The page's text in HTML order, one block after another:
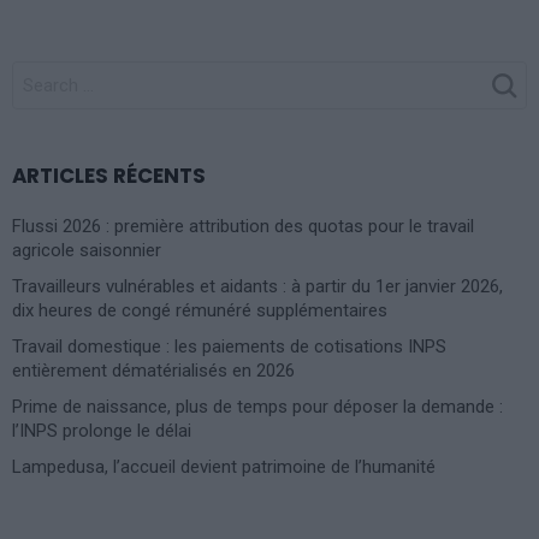
ARTICLES RÉCENTS
Flussi 2026 : première attribution des quotas pour le travail
agricole saisonnier
Travailleurs vulnérables et aidants : à partir du 1er janvier 2026,
dix heures de congé rémunéré supplémentaires
Travail domestique : les paiements de cotisations INPS
entièrement dématérialisés en 2026
Prime de naissance, plus de temps pour déposer la demande :
l’INPS prolonge le délai
Lampedusa, l’accueil devient patrimoine de l’humanité